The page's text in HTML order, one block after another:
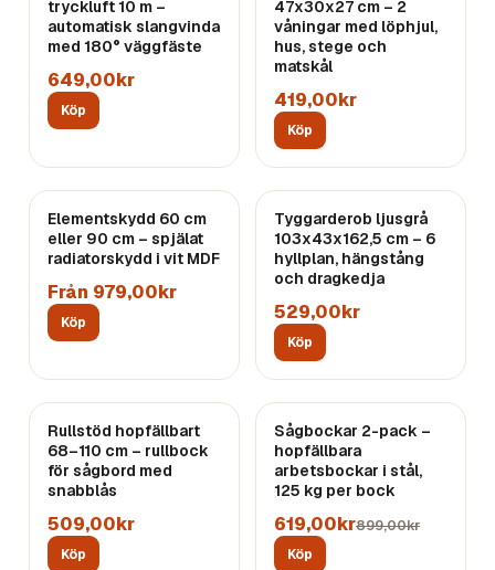
tryckluft 10 m –
automatisk slangvinda
med 180° väggfäste
649,00kr
Köp
47x30x27 cm – 2
våningar med löphjul,
hus, stege och
matskål
419,00kr
Köp
Elementskydd 60 cm
eller 90 cm – spjälat
radiatorskydd i vit MDF
Från 979,00kr
Köp
Tyggarderob ljusgrå
103x43x162,5 cm – 6
hyllplan, hängstång
och dragkedja
529,00kr
Köp
Rullstöd hopfällbart
68–110 cm – rullbock
för sågbord med
snabblås
509,00kr
Köp
REA
Sågbockar 2-pack –
hopfällbara
arbetsbockar i stål,
125 kg per bock
619,00kr899,00kr
Köp